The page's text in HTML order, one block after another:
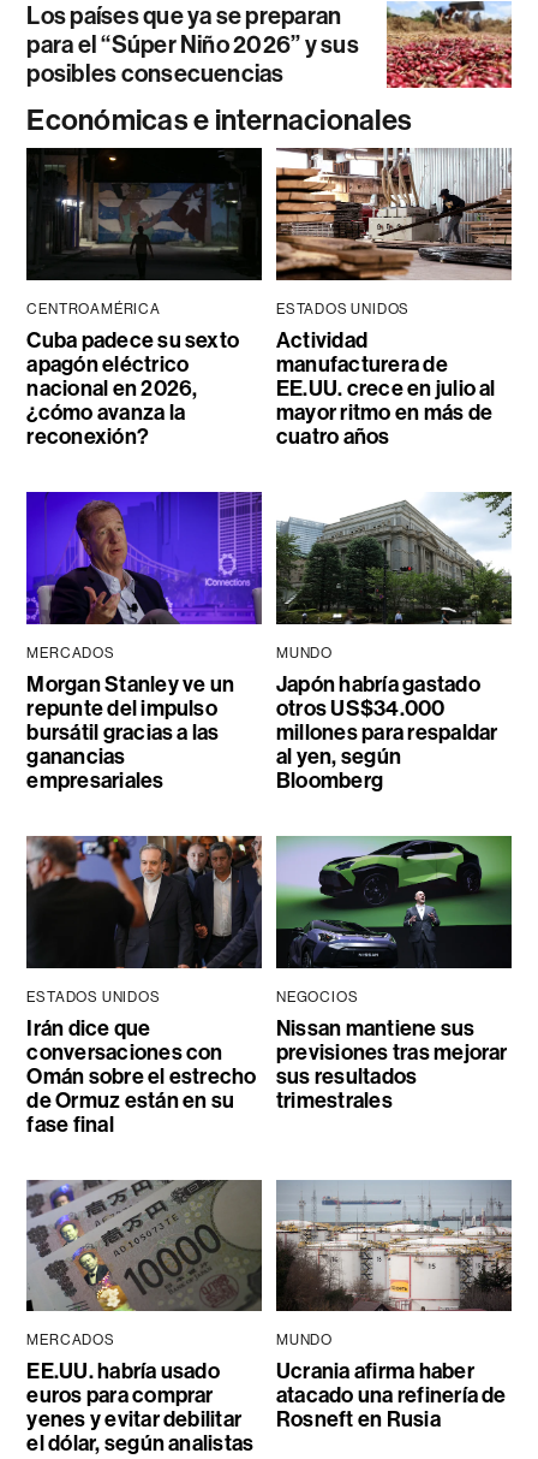
Los países que ya se preparan
para el “Súper Niño 2026” y sus
posibles consecuencias
Económicas e internacionales
CENTROAMÉRICA
Cuba padece su sexto
apagón eléctrico
nacional en 2026,
¿cómo avanza la
reconexión?
ESTADOS UNIDOS
Actividad
manufacturera de
EE.UU. crece en julio al
mayor ritmo en más de
cuatro años
MERCADOS
Morgan Stanley ve un
repunte del impulso
bursátil gracias a las
ganancias
empresariales
MUNDO
Japón habría gastado
otros US$34.000
millones para respaldar
al yen, según
Bloomberg
ESTADOS UNIDOS
Irán dice que
conversaciones con
Omán sobre el estrecho
de Ormuz están en su
fase final
NEGOCIOS
Nissan mantiene sus
previsiones tras mejorar
sus resultados
trimestrales
MERCADOS
EE.UU. habría usado
euros para comprar
yenes y evitar debilitar
el dólar, según analistas
MUNDO
Ucrania afirma haber
atacado una refinería de
Rosneft en Rusia